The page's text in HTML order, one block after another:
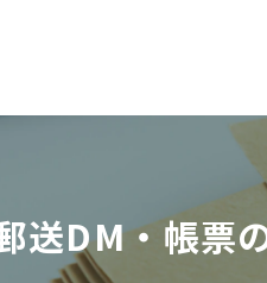
送DM・帳票